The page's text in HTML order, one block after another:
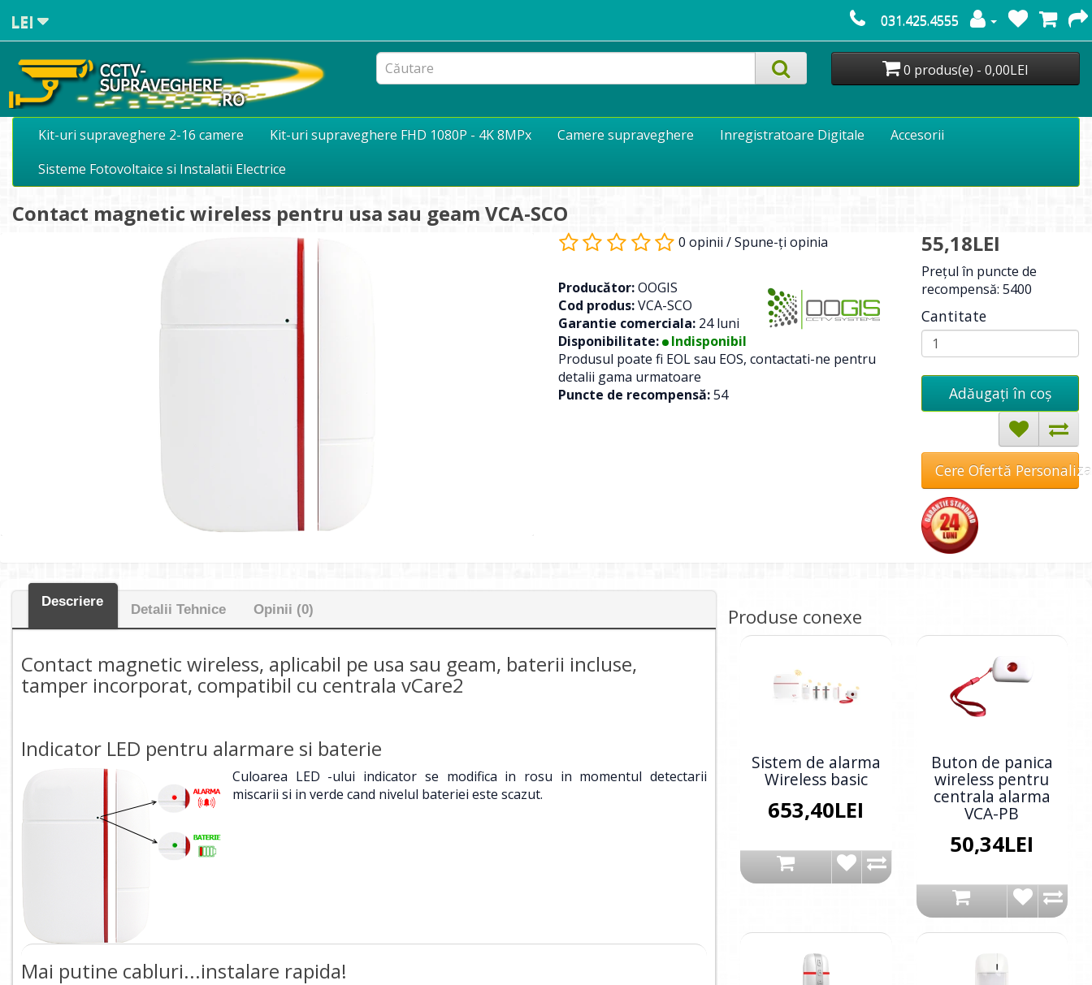
LEI 031.425.4555
0 produs(e) - 0,00LEI
Kit-uri supraveghere 2-16 camere Kit-uri supraveghere FHD 1080P - 4K 8MPx Camere supraveghere Inregistratoare Digitale
Accesorii
Sisteme Fotovoltaice si Instalatii Electrice
Contact magnetic wireless pentru usa sau geam VCA-SCO
0 opinii /Spune-ţi opinia
Producător:OOGIS
Cod produs:VCA-SCO
Garantie comerciala: 24 luni
Disponibilitate:
Indisponibil
Produsul poate fi EOL sau EOS, contactati-ne pentru
detalii gama urmatoare
Puncte de recompensă:54
55,18LEI
Preţul în puncte de
recompensă: 5400
Cantitate
Adăugați în coş
Cere Ofertă
Descriere
Detalii Tehnice Opinii (0)
Contact magnetic wireless, aplicabil pe usa sau geam, baterii incluse,
tamper incorporat, compatibil cu centrala vCare2
Indicator LED pentru alarmare si baterie
Culoarea LED -ului indicator se modifica in rosu in momentul detectarii
miscarii si in verde cand nivelul bateriei este scazut.
Mai putine cabluri...instalare rapida!
Produse conexe
Sistem de alarma
Wireless basic
653,40LEI
Buton de panica
wireless pentru
centrala alarma
VCA-PB
50,34LEI